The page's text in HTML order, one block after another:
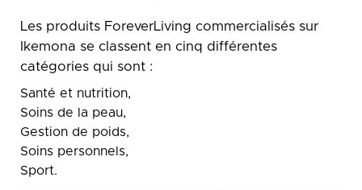
Les produits ForeverLiving commercialisés sur
Ikemona se classent en cinq différentes
catégories qui sont :
Santé et nutrition,
Soins de la peau,
Gestion de poids,
Soins personnels,
Sport.